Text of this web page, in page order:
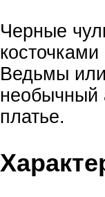
Черные
Ведьмы
необычный
платье.